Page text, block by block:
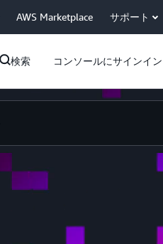
AWS Marketplace サポート
検索 コンソールにサインイン